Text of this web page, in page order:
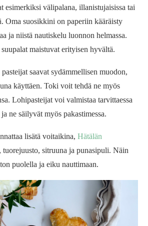
esimerkiksi välipalana, illanistujaisissa tai
Oma suosikkini on paperiin kääräisty
ja niistä nautiskelu luonnon helmassa.
maistuvat erityisen hyvältä.
saavat sydämmellisen muodon,
käyttäen. Toki voit tehdä ne myös
Lohipasteijat voi valmistaa tarvittaessa
ne säilyvät myös pakastimessa.
lisätä voitaikina, Hätälän
, tuorejuusto, sitruuna ja punasipuli. Näin
puolella ja eiku nauttimaan.